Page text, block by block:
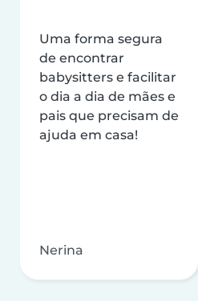
Uma forma segura
de encontrar
babysitters e facilitar
o dia a dia de mães e
pais que precisam de
ajuda em casa!
Nerina